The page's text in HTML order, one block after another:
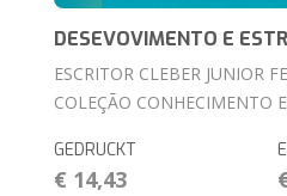
DESEVOVIMENTO E
ESCRITOR CLEBER JUNIOR
COLEÇÃO CONHECIMENTO
GEDRUCKT
€ 14,43